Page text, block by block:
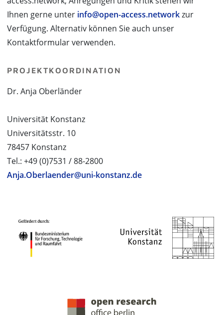
Ihnen gerne unter info@open-access.networkzur
Verfügung. Alternativ können Sie auch unser
Kontaktformular verwenden.
PROJEKTKOORDINATION
Dr. Anja Oberländer
Universität Konstanz
Universitätsstr. 10
78457 Konstanz
Tel.: +49 (0)7531 / 88-2800
Anja.Oberlaender@uni-konstanz.de